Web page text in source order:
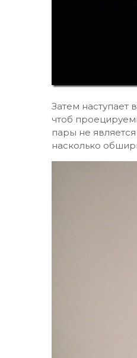
Затем наступает
чтоб
пары не
насколько